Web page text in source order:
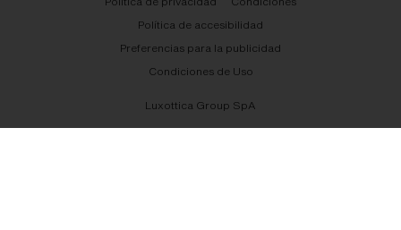
Política de accesibilidad
Preferencias para la publicidad
Condiciones de Uso
Luxottica Group SpA